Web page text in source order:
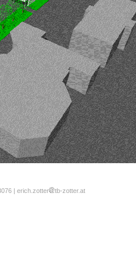
| erich.zotter tb-zotter.at